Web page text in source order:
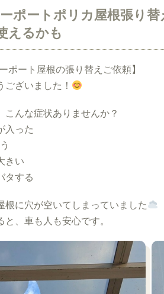
ポートポリカ屋根張り
えるかも
ポート屋根の張り替えご依頼】
ございました！
こんな症状ありませんか？
入った
きい
タする
根に穴が空いてしまっていました
、車も人も安心です。